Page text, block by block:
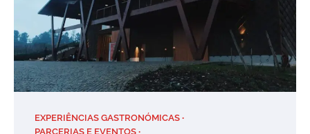
EXPERIÊNCIAS GASTRONÓMICAS
PARCERIAS E EVENTOS